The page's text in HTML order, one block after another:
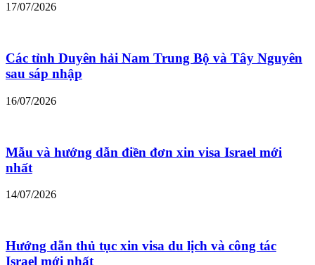
17/07/2026
Các tỉnh Duyên hải Nam Trung Bộ và Tây Nguyên
sau sáp nhập
16/07/2026
Mẫu và hướng dẫn điền đơn xin visa Israel mới
nhất
14/07/2026
Hướng dẫn thủ tục xin visa du lịch và công tác
Israel mới nhất